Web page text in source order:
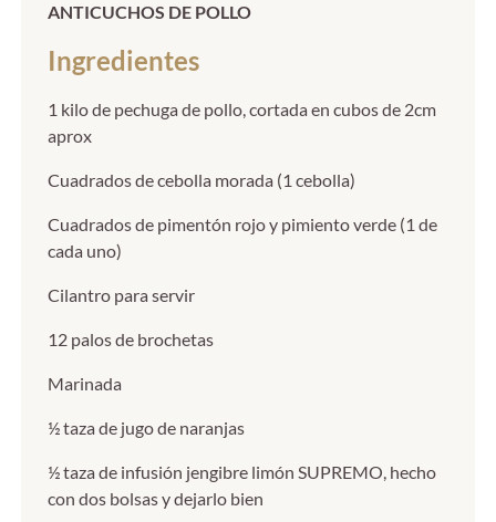
ANTICUCHOS DE POLLO
Ingredientes
1 kilo de pechuga de pollo, cortada en cubos de 2cm
aprox
Cuadrados de cebolla morada (1 cebolla)
Cuadrados de pimentón rojo y pimiento verde (1 de
cada uno)
Cilantro para servir
12 palos de brochetas
Marinada
½ taza de jugo de naranjas
½ taza de infusión jengibre limón SUPREMO, hecho
con dos bolsas y dejarlo bien